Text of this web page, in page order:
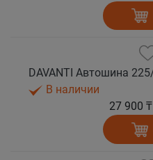
В наличии
27 900 ₸